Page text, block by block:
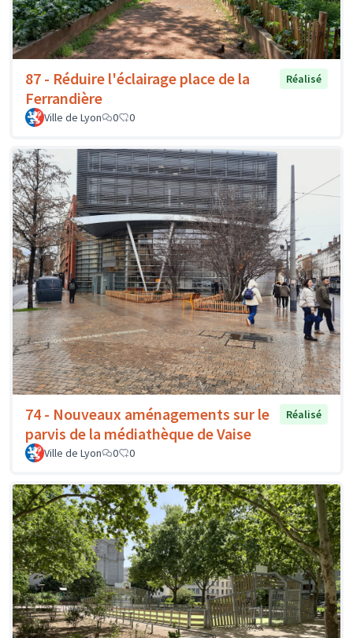
87 - Réduire l'éclairage place de la
Ferrandière
Réalisé
Ville de Lyon 0 0
74 - Nouveaux aménagements sur le
parvis de la médiathèque de Vaise
Réalisé
Ville de Lyon 0 0